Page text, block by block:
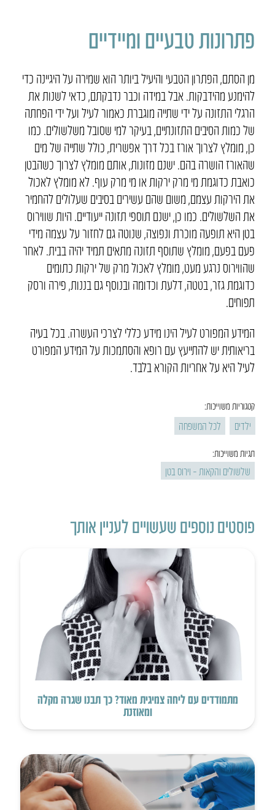
פתרונות טבעיים ומיידיים
מן הסתם, הפתרון הטבעי והיעיל ביותר הוא שמירה על היגיינה כדי
להימנע מהידבקות. אבל במידה וכבר נדבקתם, כדאי לשנות את
הרגלי התזונה על ידי שתייה מוגברת כאמור לעיל ועל ידי הפחתה
של כמות הסיבים התזונתיים, בעיקר למי שסובל משלשולים. כמו
כן, מומלץ לצרוך אורז בכל דרך אפשרית, כולל שתייה של מים
שהאורז הושרה בהם. ישנם מזונות, אותם מומלץ לצרוך כשהבטן
כואבת כדוגמת מי מרק ירקות או מי מרק עוף. לא מומלץ לאכול
את הירקות עצמם, משום שהם עשירים בסיבים שעלולים להחמיר
את השלשולים. כמו כן, ישנם תוספי תזונה ייעודיים. היות שווירוס
בטן היא תופעה מוכרת ונפוצה, שנוטה גם לחזור על עצמה מידי
פעם בפעם, מומלץ שתוסף תזונה מתאים תמיד יהיה בבית. לאחר
שהווירוס נרגע מעט, מומלץ לאכול מרק של ירקות כתומים
כדוגמת גזר, בטטה, דלעת וכדומה ובנוסף גם בננות, פירה ורסק
תפוחים.
המידע המפורט לעיל הינו מידע כללי לצרכי העשרה. בכל בעיה
בריאותית יש להתייעץ עם רופא והסתמכות על המידע המפורט
לעיל היא על אחריות הקורא בלבד.
קטגוריות משוייכות:
ילדים לכל המשפחה
תגיות משוייכות:
שלשולים והקאות – וירוס בטן
פוסטים נוספים שעשויים לעניין אותך
מתמודדים עם ליחה צמיגית מאוד? כך תבנו שגרה מקלה
ומאוזנת